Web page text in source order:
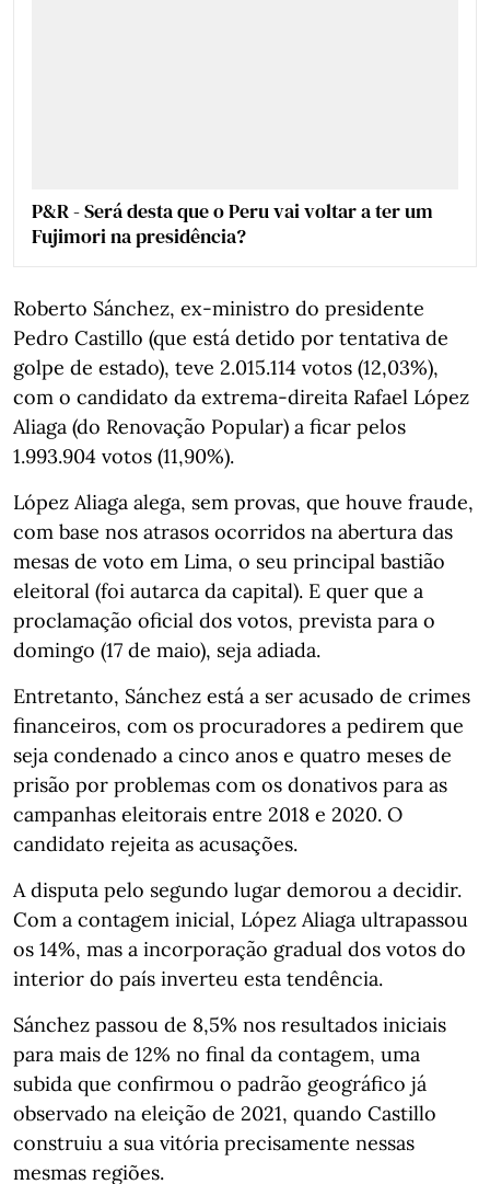
P&R - Será desta que o Peru vai voltar a ter um
Fujimori na presidência?
Roberto Sánchez, ex-ministro do presidente
Pedro Castillo (que está detido por tentativa de
golpe de estado), teve 2.015.114 votos (12,03%),
com o candidato da extrema-direita Rafael López
Aliaga (do Renovação Popular) a ficar pelos
1.993.904 votos (11,90%).
López Aliaga alega, sem provas, que houve fraude,
com base nos atrasos ocorridos na abertura das
mesas de voto em Lima, o seu principal bastião
eleitoral (foi autarca da capital). E quer que a
proclamação oficial dos votos, prevista para o
domingo (17 de maio), seja adiada.
Entretanto, Sánchez está a ser acusado de crimes
financeiros, com os procuradores a pedirem que
seja condenado a cinco anos e quatro meses de
prisão por problemas com os donativos para as
campanhas eleitorais entre 2018 e 2020. O
candidato rejeita as acusações.
A disputa pelo segundo lugar demorou a decidir.
Com a contagem inicial, López Aliaga ultrapassou
os 14%, mas a incorporação gradual dos votos do
interior do país inverteu esta tendência.
Sánchez passou de 8,5% nos resultados iniciais
para mais de 12% no final da contagem, uma
subida que confirmou o padrão geográfico já
observado na eleição de 2021, quando Castillo
construiu a sua vitória precisamente nessas
mesmas regiões.